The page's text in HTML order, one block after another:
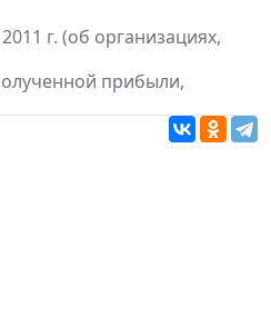
г. (об организациях,
прибыли,